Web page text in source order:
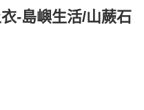
-島嶼生活/山蕨石